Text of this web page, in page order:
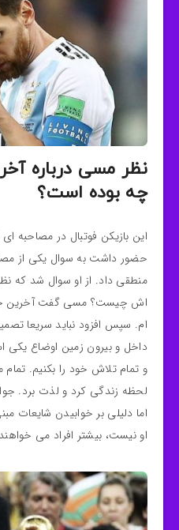
نظر مسی درباره
چه بوده است؟
حضور داشت به سوال یکی از
منطقی داد. از او سوال شد که
اش چیست؟ مسی گفت آخرین
ام. سپس افزود نباید سریعا
داخل و بیرون زمین اوضاع یکی
و تمام تلاش خود را بکنیم. تمام
لحظه زندگی کرد و لذت برد.
اما دلیلی بر خوابیدن شایعات
او نیست، بیشتر افراد می